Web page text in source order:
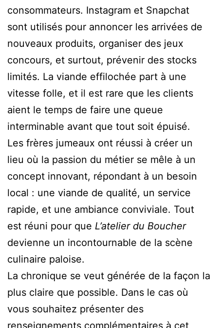
consommateurs. Instagram et Snapchat
sont utilisés pour annoncer les arrivées de
nouveaux produits, organiser des jeux
concours, et surtout, prévenir des stocks
limités. La viande effilochée part à une
vitesse folle, et il est rare que les clients
aient le temps de faire une queue
interminable avant que tout soit épuisé.
Les frères jumeaux ont réussi à créer un
lieu où la passion du métier se mêle à un
concept innovant, répondant à un besoin
local : une viande de qualité, un service
rapide, et une ambiance conviviale. Tout
est réuni pour que L’atelier du Boucher
devienne un incontournable de la scène
culinaire paloise.
La chronique se veut générée de la façon la
plus claire que possible. Dans le cas où
vous souhaitez présenter des
renseignements complémentaires à cet